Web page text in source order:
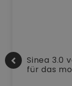
Sinea 3.0
für das